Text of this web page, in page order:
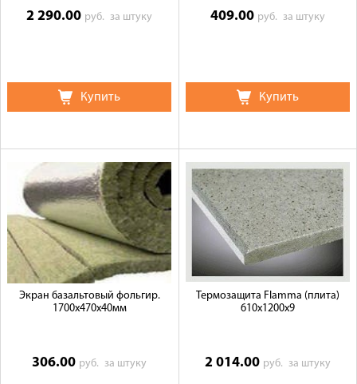
2 290.00 руб.за штуку
Купить
409.00 руб. за штуку
Купить
Экран базальтовый фольгир.
1700х470х40мм
306.00 руб.за штуку
Термозащита Flamma (плита)
610x1200x9
2 014.00 руб. за штуку